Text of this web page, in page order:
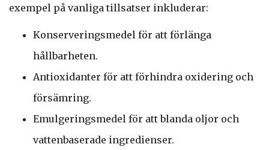
exempel på vanliga tillsatser inkluderar:
Konserveringsmedel för att förlänga
hållbarheten.
Antioxidanter för att förhindra oxidering och
försämring.
Emulgeringsmedel för att blanda oljor och
vattenbaserade ingredienser.